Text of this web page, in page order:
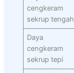
cengkeram
sekrup tengah
Daya
cengkeram
sekrup tepi